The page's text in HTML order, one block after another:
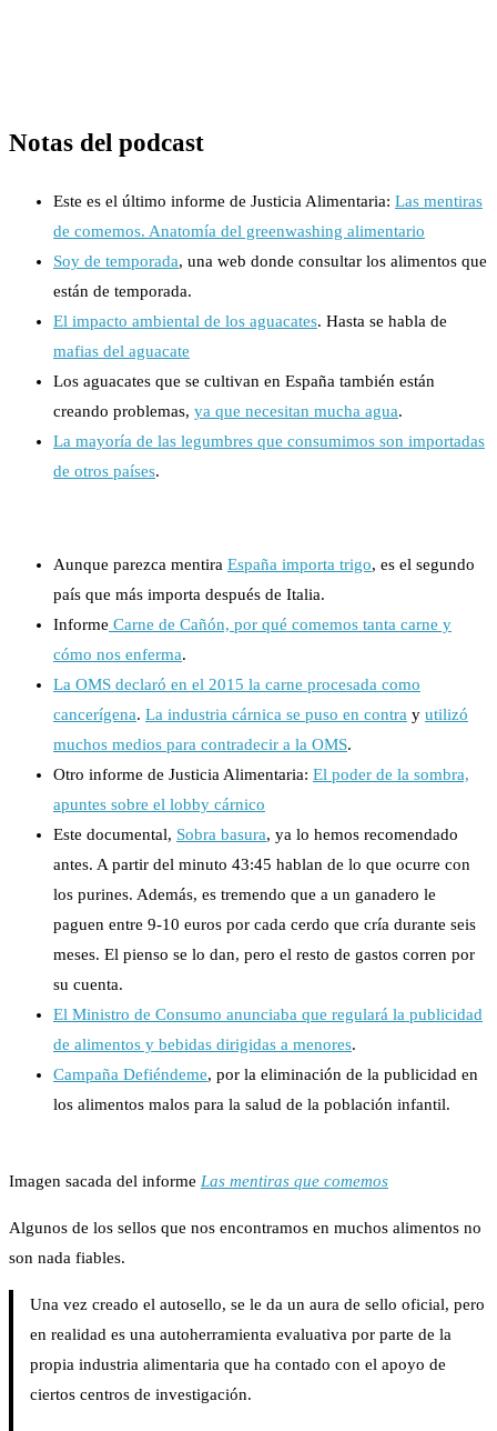
Notas del podcast
Este es el último informe de Justicia Alimentaria: Las mentiras
de comemos. Anatomía del greenwashing alimentario
Soy de temporada, una web donde consultar los alimentos que
están de temporada.
El impacto ambiental de los aguacates. Hasta se habla de
mafias del aguacate
Los aguacates que se cultivan en España también están
creando problemas, ya que necesitan mucha agua.
La mayoría de las legumbres que consumimos son importadas
de otros países.
Aunque parezca mentira España importa trigo, es el segundo
país que más importa después de Italia.
Informe Carne de Cañón, por qué comemos tanta carne y
cómo nos enferma.
La OMS declaró en el 2015 la carne procesada como
cancerígena. La industria cárnica se puso en contra y utilizó
muchos medios para contradecir a la OMS.
Otro informe de Justicia Alimentaria: El poder de la sombra,
apuntes sobre el lobby cárnico
Este documental, Sobra basura, ya lo hemos recomendado
antes. A partir del minuto 43:45 hablan de lo que ocurre con
los purines. Además, es tremendo que a un ganadero le
paguen entre 9-10 euros por cada cerdo que cría durante seis
meses. El pienso se lo dan, pero el resto de gastos corren por
su cuenta.
El Ministro de Consumo anunciaba que regulará la publicidad
de alimentos y bebidas dirigidas a menores.
Campaña Defiéndeme, por la eliminación de la publicidad en
los alimentos malos para la salud de la población infantil.
Imagen sacada del informe Las mentiras que comemos
Algunos de los sellos que nos encontramos en muchos alimentos no
son nada fiables.
Una vez creado el autosello, se le da un aura de sello oficial, pero
en realidad es una autoherramienta evaluativa por parte de la
propia industria alimentaria que ha contado con el apoyo de
ciertos centros de investigación.